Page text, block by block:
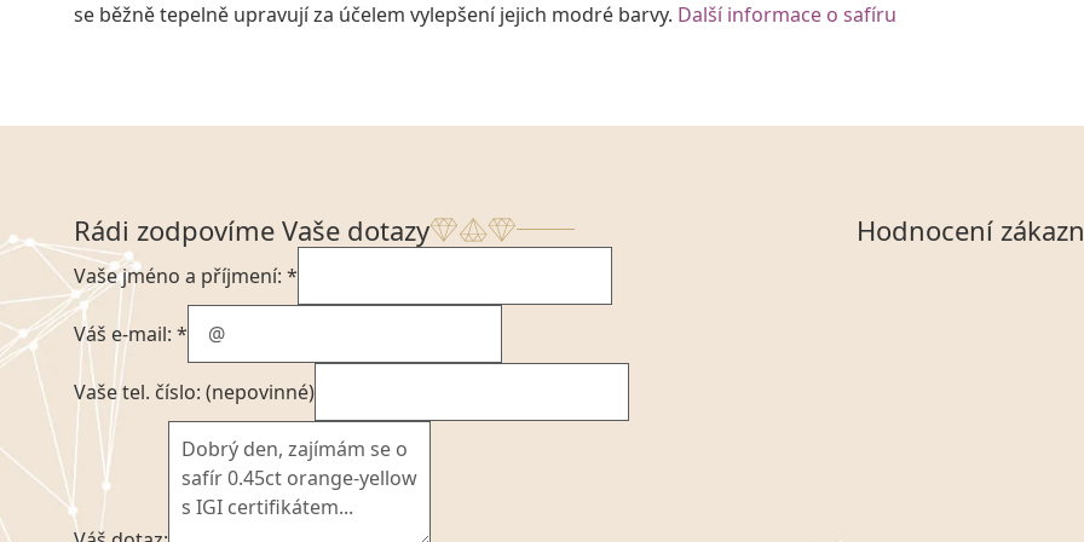
se běžně tepelně upravují za účelem vylepšení jejich modré barvy. Další informace o safíru
Rádi zodpovíme Vaše dotazy
Vaše jméno a příjmení: *
Váš e-mail: *
Vaše tel. číslo: (nepovinné)
Hodnocení